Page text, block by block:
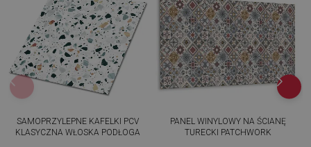
SAMOPRZYLEPNE KAFELKI PCV
KLASYCZNA WŁOSKA PODŁOGA
PANEL WINYLOWY NA ŚCIANĘ
TURECKI PATCHWORK